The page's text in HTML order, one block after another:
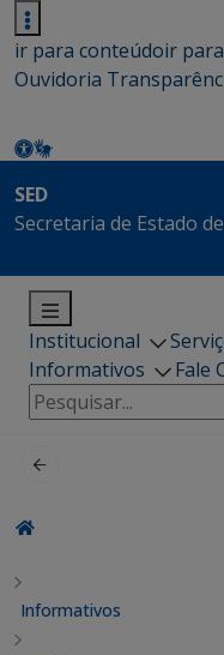
ir para conteúdoir
Ouvidoria
SED
Secretaria de Estado
Institucional
Informativos
Fale
Pesquisar
por:
Informativos